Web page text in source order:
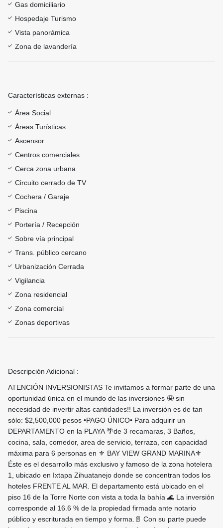
Gas domiciliario
Hospedaje Turismo
Vista panorámica
Zona de lavandería
Características externas :
Área Social
Áreas Turísticas
Ascensor
Centros comerciales
Cerca zona urbana
Circuito cerrado de TV
Cochera / Garaje
Piscina
Portería / Recepción
Sobre vía principal
Trans. público cercano
Urbanización Cerrada
Vigilancia
Zona residencial
Zona comercial
Zonas deportivas
Descripción Adicional :
ATENCIÓN INVERSIONISTAS Te invitamos a formar parte de una
oportunidad única en el mundo de las inversiones 🤩 sin
necesidad de invertir altas cantidades!! La inversión es de tan
sólo: $2,500,000 pesos •PAGO ÚNICO• Para adquirir un
DEPARTAMENTO en la PLAYA 🌴de 3 recamaras, 3 Baños,
cocina, sala, comedor, area de servicio, terraza, con capacidad
máxima para 6 personas en ⚜️ BAY VIEW GRAND MARINA⚜️
Éste es el desarrollo más exclusivo y famoso de la zona hotelera
1, ubicado en Ixtapa Zihuatanejo donde se concentran todos los
hoteles FRENTE AL MAR. El departamento está ubicado en el
piso 16 de la Torre Norte con vista a toda la bahía 🌊 La inversión
corresponde al 16.6 % de la propiedad firmada ante notario
público y escriturada en tiempo y forma.📄 Con su parte puede